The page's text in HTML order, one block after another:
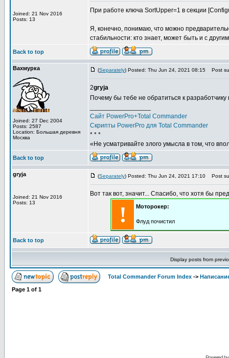
Joined: 21 Nov 2016
Posts: 13
При работе ключа SortUpper=1 в секции
Я, конечно, понимаю, что можно
стабильности: кто знает, может быть и с
Back to top
Вахмурка
Joined: 27 Dec 2004
Posts: 2587
Location: Большая деревня
Москва
(Separately) Posted: Thu Jun 24, 2021 08:15 Post
2gryja
Почему бы тебе не обратиться к
Сайт PowerPro+Total Commander
Скрипты PowerPro для Total Commander
* * *
«Не усматривайте злого умысла в том, что
Back to top
gryja
Joined: 21 Nov 2016
Posts: 13
(Separately) Posted: Thu Jun 24, 2021 17:10 Post
Вот так вот, значит... Спасибо, что хотя бы
! Моторокер:
Флуд почистил
Back to top
Display posts from
Total Commander Forum Index ->
Page 1 of 1